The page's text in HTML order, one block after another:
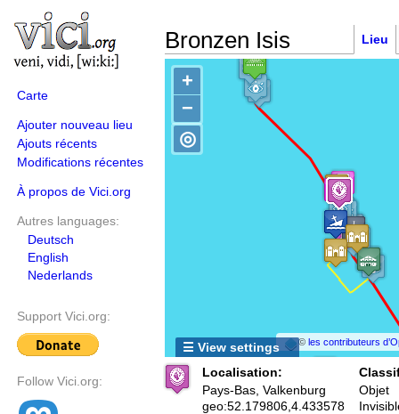
Carte
Ajouter nouveau lieu
Ajouts récents
Modifications récentes
À propos de Vici.org
Autres languages:
Deutsch
English
Nederlands
Support Vici.org:
Follow Vici.org:
Bronzen Isis Lieu
+
−
©les contributeurs
◎
☰ View settings
Localisation:
Pays-Bas, Valkenburg
geo:52.179806,4.433578
Objet